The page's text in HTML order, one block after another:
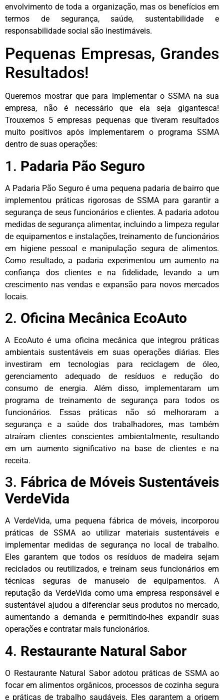
envolvimento de toda a organização, mas os benefícios em
termos de segurança, saúde, sustentabilidade e
responsabilidade social são inestimáveis.
Pequenas Empresas, Grandes
Resultados!
Queremos mostrar que para implementar o SSMA na sua
empresa, não é necessário que ela seja gigantesca!
Trouxemos 5 empresas pequenas que tiveram resultados
muito positivos após implementarem o programa SSMA
dentro de suas operações:
1. Padaria Pão Seguro
A Padaria Pão Seguro é uma pequena padaria de bairro que
implementou práticas rigorosas de SSMA para garantir a
segurança de seus funcionários e clientes. A padaria adotou
medidas de segurança alimentar, incluindo a limpeza regular
de equipamentos e instalações, treinamento de funcionários
em higiene pessoal e manipulação segura de alimentos.
Como resultado, a padaria experimentou um aumento na
confiança dos clientes e na fidelidade, levando a um
crescimento nas vendas e expansão para novos mercados
locais.
2. Oficina Mecânica EcoAuto
A EcoAuto é uma oficina mecânica que integrou práticas
ambientais sustentáveis em suas operações diárias. Eles
investiram em tecnologias para reciclagem de óleo,
gerenciamento adequado de resíduos e redução do
consumo de energia. Além disso, implementaram um
programa de treinamento de segurança para todos os
funcionários. Essas práticas não só melhoraram a
segurança e a saúde dos trabalhadores, mas também
atraíram clientes conscientes ambientalmente, resultando
em um aumento significativo na base de clientes e na
receita.
3. Fábrica de Móveis Sustentáveis
VerdeVida
A VerdeVida, uma pequena fábrica de móveis, incorporou
práticas de SSMA ao utilizar materiais sustentáveis e
implementar medidas de segurança no local de trabalho.
Eles garantem que todos os resíduos de madeira sejam
reciclados ou reutilizados, e treinam seus funcionários em
técnicas seguras de manuseio de equipamentos. A
reputação da VerdeVida como uma empresa responsável e
sustentável ajudou a diferenciar seus produtos no mercado,
aumentando a demanda e permitindo-lhes expandir suas
operações e contratar mais funcionários.
4. Restaurante Natural Sabor
O Restaurante Natural Sabor adotou práticas de SSMA ao
focar em alimentos orgânicos, processos de cozinha segura
e práticas de trabalho saudáveis. Eles garantem a origem